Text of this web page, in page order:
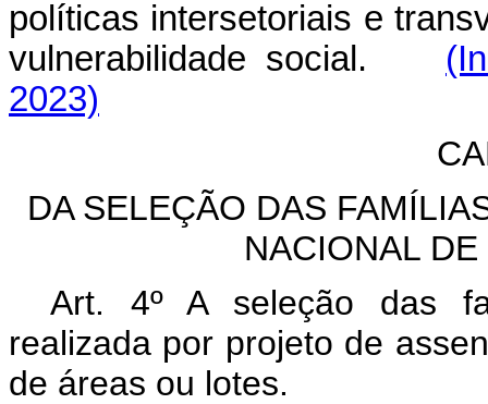
políticas intersetoriais e
vulnerabilidade social.
2023)
DA SELEÇÃO DAS
NACIONAL
Art. 4º A seleção das
realizada por projeto de
de áreas ou lotes.